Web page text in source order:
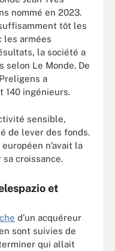
nommé en 2023.
tôt les
les armées
la société a
selon Le Monde. De
a
140 ingénieurs.
sensible,
de lever des fonds.
n’avait la
croissance.
et
d’un acquéreur
sont suivies de
qui allait